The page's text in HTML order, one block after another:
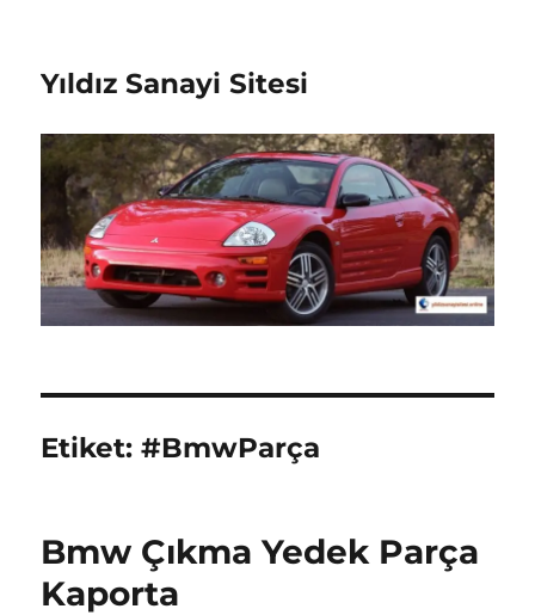
Yıldız Sanayi Sitesi
Etiket:#BmwParça
Bmw Çıkma Yedek Parça
Kaporta